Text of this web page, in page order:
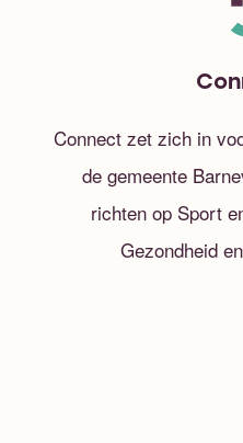
Connect zet zich in
de gemeente
richten op Sport
Gezondheid